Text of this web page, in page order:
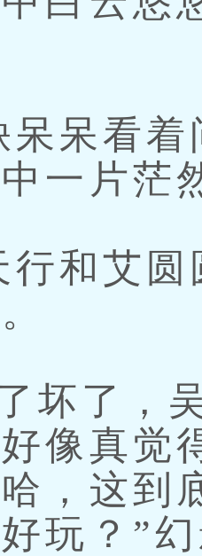
呆看着
一片茫
和艾圆
了，
像真觉
，这到
玩？”